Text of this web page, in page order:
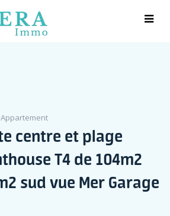
Appartement
centre et plage
T4 de 104m2
sud vue Mer Garage